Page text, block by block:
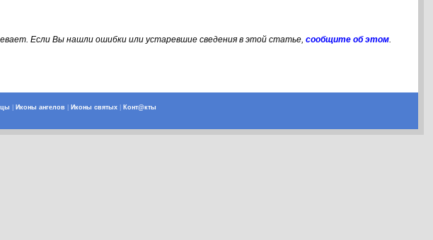
Если Вы нашли ошибки или устаревшие сведения в этой статье,сообщите об этом.
Иконы ангелов Иконы святых Конт@кты